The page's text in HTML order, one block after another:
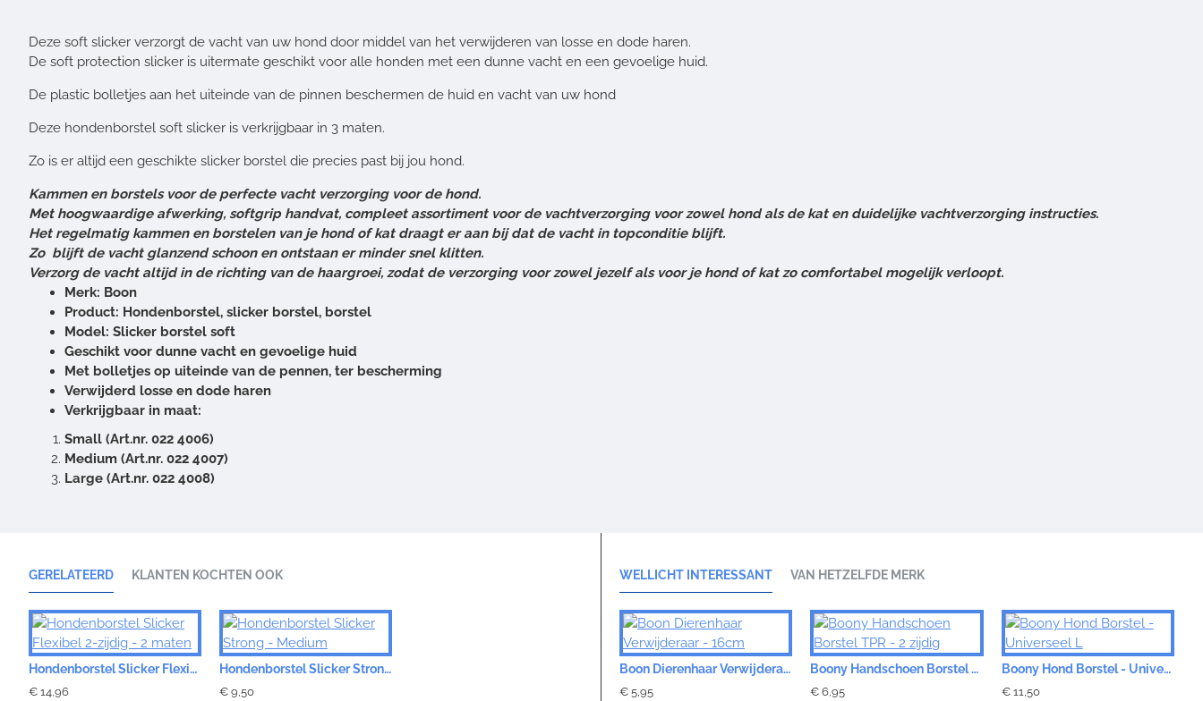
Deze soft slicker verzorgt de vacht van uw hond door middel van het verwijderen van losse en dode haren.
De soft protection slicker is uitermate geschikt voor alle honden met een dunne vacht en een gevoelige huid.
De plastic bolletjes aan het uiteinde van de pinnen beschermen de huid en vacht van uw hond
Deze hondenborstel soft slicker is verkrijgbaar in 3 maten.
Zo is er altijd een geschikte slicker borstel die precies past bij jou hond.
Kammen en borstels voor de perfecte vacht verzorging voor de hond.
Met hoogwaardige afwerking, softgrip handvat, compleet assortiment voor de vachtverzorging voor zowel hond als de kat en duidelijke vachtverzorging instructies.
Het regelmatig kammen en borstelen van je hond of kat draagt er aan bij dat de vacht in topconditie blijft.
Zo blijft de vacht glanzend schoon en ontstaan er minder snel klitten.
Verzorg de vacht altijd in de richting van de haargroei, zodat de verzorging voor zowel jezelf als voor je hond of kat zo comfortabel mogelijk verloopt.
Merk: Boon
Product: Hondenborstel, slicker borstel, borstel
Model: Slicker borstel soft
Geschikt voor dunne vacht en gevoelige huid
Met bolletjes op uiteinde van de pennen, ter bescherming
Verwijderd losse en dode haren
Verkrijgbaar in maat:
Small (Art.nr. 022 4006)
Medium (Art.nr. 022 4007)
Large (Art.nr. 022 4008)
GERELATEERD KLANTEN KOCHTEN OOK
Hondenborstel Slicker Flexibel 2-zijdig - 2 maten
€ 14,96
Hondenborstel Slicker Strong - Medium
€ 9,50
WELLICHT INTERESSANT VAN HETZELFDE MERK
Boon Dierenhaar Verwijderaar - 16cm
€ 5,95
Boony Handschoen Borstel TPR - 2 zijdig
€ 6,95
Boony Hond Borstel - Universeel L
€ 11,50